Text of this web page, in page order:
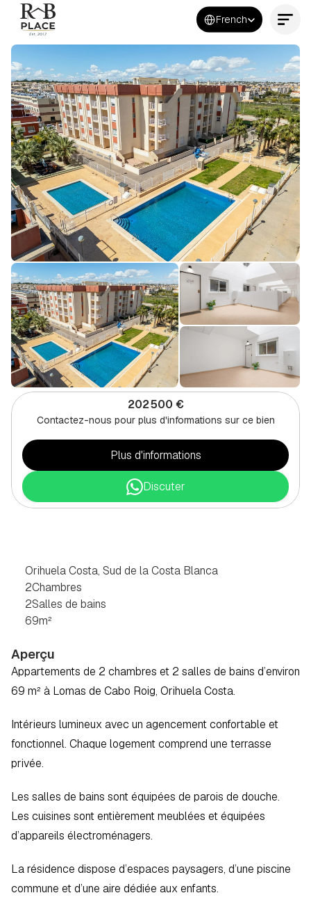
Select Language
French
Contactez-nous maintenant
202 500 €
Contactez-nous pour plus d'informations sur ce bien
Plus d'informations
Discuter
Orihuela Costa, Sud de la Costa Blanca
2Chambres
2Salles de bains
69m²
Aperçu
Appartements de 2 chambres et 2 salles de bains d’environ
69 m² à Lomas de Cabo Roig, Orihuela Costa.
Intérieurs lumineux avec un agencement confortable et
fonctionnel. Chaque logement comprend une terrasse
privée.
Les salles de bains sont équipées de parois de douche.
Les cuisines sont entièrement meublées et équipées
d’appareils électroménagers.
La résidence dispose d’espaces paysagers, d’une piscine
commune et d’une aire dédiée aux enfants.